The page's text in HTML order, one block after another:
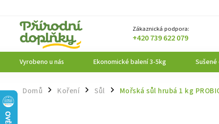
Zákaznická podpora:
+420 739 622 079
Vyrobeno u nás Ekonomické balení 3-5kg
Domů / Koření / Sůl / Mořská sůl hrubá 1 kg